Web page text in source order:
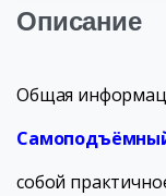
Описание
Общая
собой